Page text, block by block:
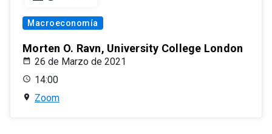
Macroeconomía
Morten O. Ravn, University College London
26 de Marzo de 2021
14:00
Zoom